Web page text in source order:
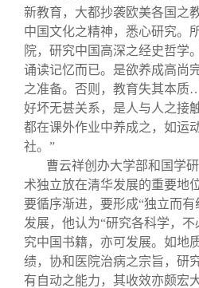
新教育，大都抄袭欧美各国之
中国文化之精神，悉心研究。
院，研究中国高深之经史哲学
诵读记忆而已。是欲养成高尚
之准备。否则，教育失其本
好坏无甚关系，是人与人之接
都在课外作业中养成之，如运
社。”
曹云祥创办大学部和国学
术独立放在清华发展的重要地
要循序渐进，要形成“独立而
发展，他认为“研究各科学，
究中国书籍，亦可发展。如地
绩，协和医院治病之宗旨，研
有自动之能力，其收效亦颇宏